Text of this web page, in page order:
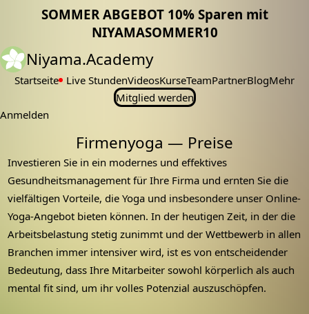
SOMMER ABGEBOT 10% Sparen mit
NIYAMASOMMER10
Niyama.Academy
Startseite Live StundenVideosKurseTeamPartnerBlogMehr
Mitglied werden
Anmelden
Firmenyoga — Preise
Investieren Sie in ein modernes und effektives
Gesundheitsmanagement für Ihre Firma und ernten Sie die
vielfältigen Vorteile, die Yoga und insbesondere unser Online-
Yoga-Angebot bieten können. In der heutigen Zeit, in der die
Arbeitsbelastung stetig zunimmt und der Wettbewerb in allen
Branchen immer intensiver wird, ist es von entscheidender
Bedeutung, dass Ihre Mitarbeiter sowohl körperlich als auch
mental fit sind, um ihr volles Potenzial auszuschöpfen.